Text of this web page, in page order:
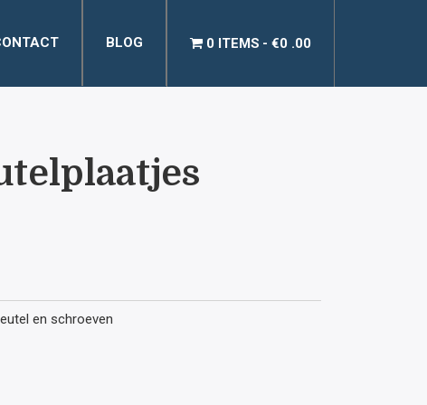
BLOG 0 ITEMS €0 .00
en schroeven